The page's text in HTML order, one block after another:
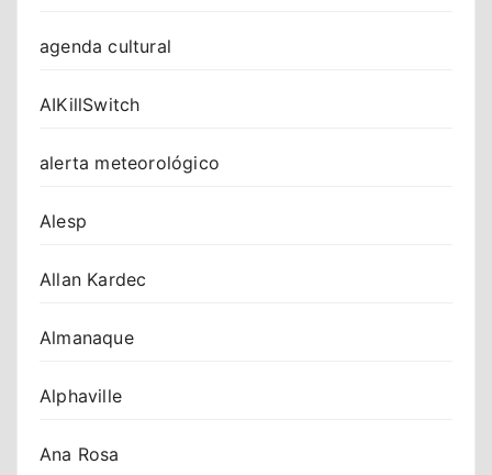
agenda cultural
AIKillSwitch
alerta meteorológico
Alesp
Allan Kardec
Almanaque
Alphaville
Ana Rosa